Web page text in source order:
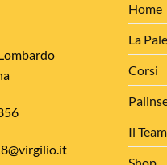
Home
La
Corsi
Il Team